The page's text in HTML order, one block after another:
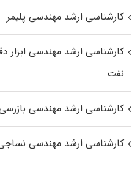
کارشناسی ارشد مهندسی پلیمر
کارشناسی ارشد مهندسی ابزار
نفت
کارشناسی ارشد مهندسی
کارشناسی ارشد مهندسی